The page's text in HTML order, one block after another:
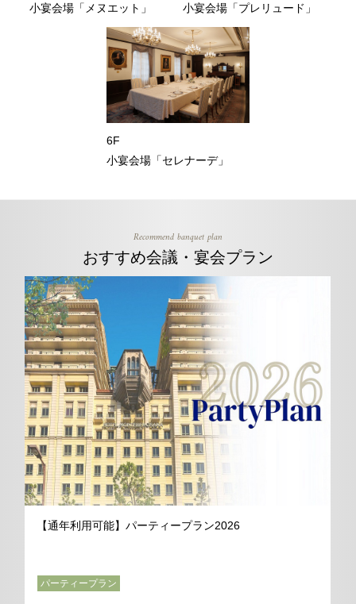
小宴会場「メヌエット」
小宴会場「プレリュード」
6F
小宴会場「セレナーデ」
Recommend banquet plan
おすすめ会議・宴会プラン
【通年利用可能】パーティープラン2026
パーティープラン